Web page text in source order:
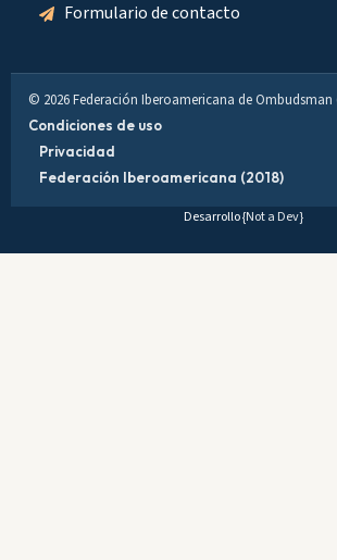
Formulario de contacto
© 2026 Federación Iberoamericana de Ombudsman
Condiciones de uso
Privacidad
Federación Iberoamericana (2018)
Desarrollo{Not a Dev}